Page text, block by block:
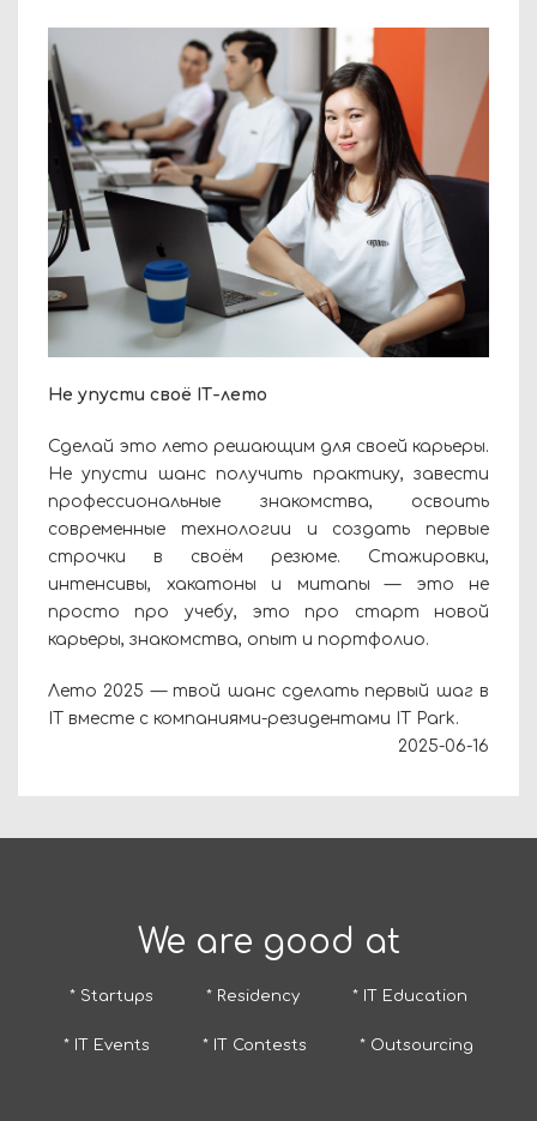
Не упусти своё IТ-лето
Сделай это лето решающим для своей карьеры.
Не упусти шанс получить практику, завести
профессиональные знакомства, освоить
современные технологии и создать первые
строчки в своём резюме. Стажировки,
интенсивы, хакатоны и митапы — это не
просто про учебу, это про старт новой
карьеры, знакомства, опыт и портфолио.
Лето 2025 — твой шанс сделать первый шаг в
IТ вместе с компаниями-резидентами IT Park.
2025-06-16
We are good at
* Startups * Residency * IT Education
* IT Events * IT Contests * Outsourcing